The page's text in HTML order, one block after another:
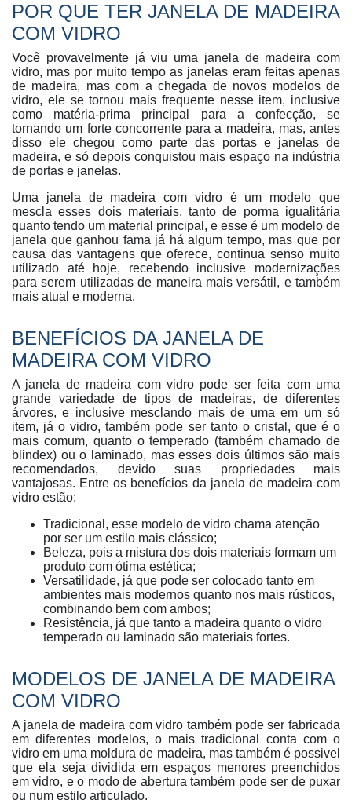
POR QUE TER JANELA DE MADEIRA
COM VIDRO
Você provavelmente já viu uma janela de madeira com
vidro, mas por muito tempo as janelas eram feitas apenas
de madeira, mas com a chegada de novos modelos de
vidro, ele se tornou mais frequente nesse item, inclusive
como matéria-prima principal para a confecção, se
tornando um forte concorrente para a madeira, mas, antes
disso ele chegou como parte das portas e janelas de
madeira, e só depois conquistou mais espaço na indústria
de portas e janelas.
Uma janela de madeira com vidro é um modelo que
mescla esses dois materiais, tanto de porma igualitária
quanto tendo um material principal, e esse é um modelo de
janela que ganhou fama já há algum tempo, mas que por
causa das vantagens que oferece, continua senso muito
utilizado até hoje, recebendo inclusive modernizações
para serem utilizadas de maneira mais versátil, e também
mais atual e moderna.
BENEFÍCIOS DA JANELA DE
MADEIRA COM VIDRO
A janela de madeira com vidro pode ser feita com uma
grande variedade de tipos de madeiras, de diferentes
árvores, e inclusive mesclando mais de uma em um só
item, já o vidro, também pode ser tanto o cristal, que é o
mais comum, quanto o temperado (também chamado de
blindex) ou o laminado, mas esses dois últimos são mais
recomendados, devido suas propriedades mais
vantajosas. Entre os benefícios da janela de madeira com
vidro estão:
Tradicional, esse modelo de vidro chama atenção
por ser um estilo mais clássico;
Beleza, pois a mistura dos dois materiais formam um
produto com ótima estética;
Versatilidade, já que pode ser colocado tanto em
ambientes mais modernos quanto nos mais rústicos,
combinando bem com ambos;
Resistência, já que tanto a madeira quanto o vidro
temperado ou laminado são materiais fortes.
MODELOS DE JANELA DE MADEIRA
COM VIDRO
A janela de madeira com vidro também pode ser fabricada
em diferentes modelos, o mais tradicional conta com o
vidro em uma moldura de madeira, mas também é possivel
que ela seja dividida em espaços menores preenchidos
em vidro, e o modo de abertura também pode ser de puxar
ou num estilo articulado.